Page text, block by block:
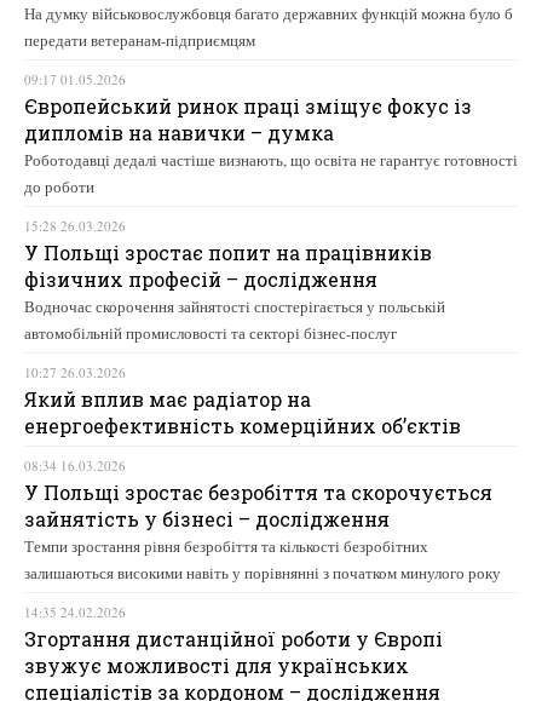
На думку військовослужбовця багато державних функцій можна було б
передати ветеранам-підприємцям
09:17 01.05.2026
Європейський ринок праці зміщує фокус із
дипломів на навички – думка
Роботодавці дедалі частіше визнають, що освіта не гарантує готовності
до роботи
15:28 26.03.2026
У Польщі зростає попит на працівників
фізичних професій – дослідження
Водночас скорочення зайнятості спостерігається у польській
автомобільній промисловості та секторі бізнес-послуг
10:27 26.03.2026
Який вплив має радіатор на
енергоефективність комерційних об’єктів
08:34 16.03.2026
У Польщі зростає безробіття та скорочується
зайнятість у бізнесі – дослідження
Темпи зростання рівня безробіття та кількості безробітних
залишаються високими навіть у порівнянні з початком минулого року
14:35 24.02.2026
Згортання дистанційної роботи у Європі
звужує можливості для українських
спеціалістів за кордоном – дослідження